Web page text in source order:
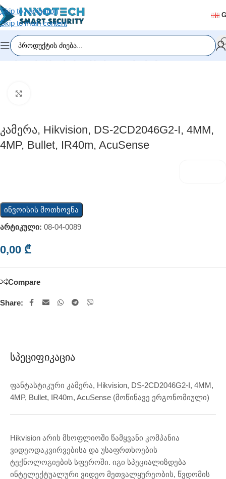
Skip to navigation
Skip to main content
მთავარი/ვიდეომეთვალყურეობა/IP კამერები
Კამერა, Hikvision, DS-2CD2046G2-I, 4MM,
4MP, Bullet, IR40m, AcuSense
ინვოისის მოთხოვნა
არტიკული: 08-04-0089
0,00 ₾
Compare
Share:
Სპეციფიკაცია
ფანტასტიკური კამერა, Hikvision, DS-2CD2046G2-I, 4MM,
4MP, Bullet, IR40m, AcuSense (მოწინავე ერგონომიული)
Hikvision არის მსოფლიოში წამყვანი კომპანია
ვიდეოდაკვირვებისა და უსაფრთხოების
ტექნოლოგიების სფეროში. იგი სპეციალიზდება
ინტელექტუალური ვიდეო მეთვალყურეობის, წვდომის